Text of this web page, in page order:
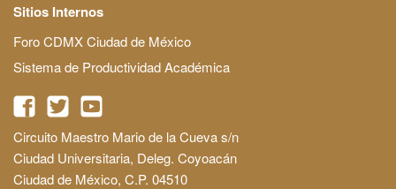
Sitios Internos
Foro CDMX Ciudad de México
Sistema de Productividad Académica
Circuito Maestro Mario de la Cueva s/n
Ciudad Universitaria, Deleg. Coyoacán
Ciudad de México, C.P. 04510